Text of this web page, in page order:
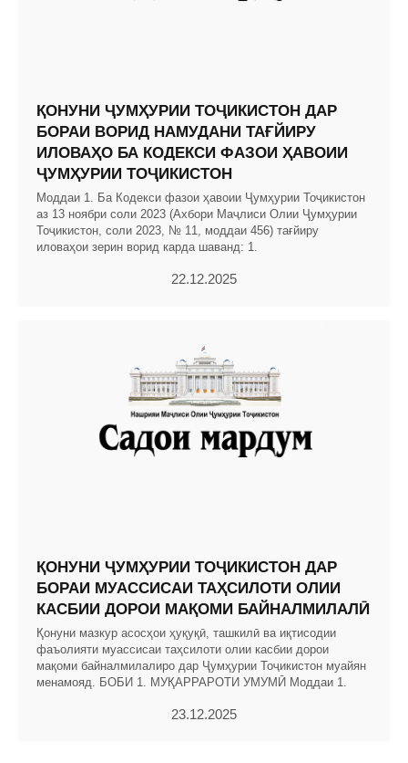
ҚОНУНИ ҶУМҲУРИИ ТОҶИКИСТОН ДАР
БОРАИ ВОРИД НАМУДАНИ ТАҒЙИРУ
ИЛОВАҲО БА КОДЕКСИ ФАЗОИ ҲАВОИИ
ҶУМҲУРИИ ТОҶИКИСТОН
Моддаи 1. Ба Кодекси фазои ҳавоии Ҷумҳурии Тоҷикистон
аз 13 ноябри соли 2023 (Ахбори Маҷлиси Олии Ҷумҳурии
Тоҷикистон, соли 2023, № 11, моддаи 456) тағйиру
иловаҳои зерин ворид карда шаванд: 1.
22.12.2025
ҚОНУНИ ҶУМҲУРИИ ТОҶИКИСТОН ДАР
БОРАИ МУАССИСАИ ТАҲСИЛОТИ ОЛИИ
КАСБИИ ДОРОИ МАҚОМИ БАЙНАЛМИЛАЛӢ
Қонуни мазкур асосҳои ҳуқуқӣ, ташкилӣ ва иқтисодии
фаъолияти муассисаи таҳсилоти олии касбии дорои
мақоми байналмилалиро дар Ҷумҳурии Тоҷикистон муайян
менамояд. БОБИ 1. МУҚАРРАРОТИ УМУМӢ Моддаи 1.
23.12.2025